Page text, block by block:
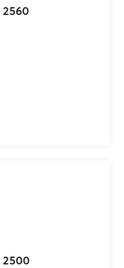
2560
2500